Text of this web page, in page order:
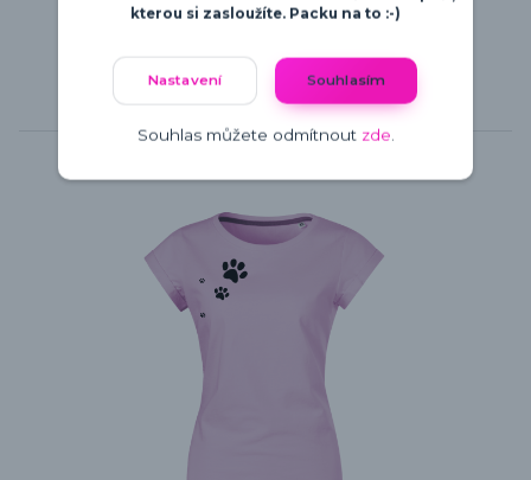
Související zboží 5
kterou si zasloužíte. Packu na to :-)
Nastavení Souhlasím
Souhlas můžete odmítnout zde.